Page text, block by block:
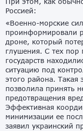
Россией:
«Военно-морские
проинформировали
дроне, который
глушения. С тех
государств
ситуацию под
этого района. Такая
позволила принять
предотвращения
Эффективная
минимизации ее
заявил украинский